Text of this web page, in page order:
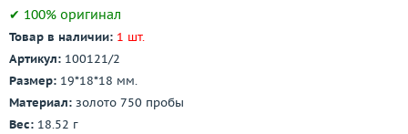
✔ 100% оригинал
Товар в наличии: 1 шт.
Артикул: 100121/2
Размер: 19*18*18 мм.
Материал: золото 750 пробы
Вес: 18.52 г